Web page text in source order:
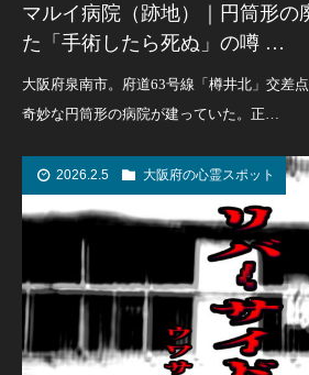
マルイ病院（跡地）｜円筒形の
た「手術したら死ぬ」の噂 …
大阪府泉南市。府道63号線「樽井北」交差
奇妙な円筒形の病院が建っていた。正…
2026.2.5 大阪府の心霊スポット